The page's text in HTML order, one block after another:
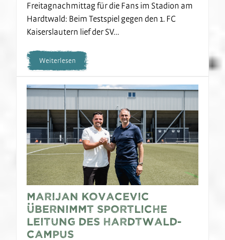
Freitagnachmittag für die Fans im Stadion am
Hardtwald: Beim Testspiel gegen den 1. FC
Kaiserslautern lief der SV…
Weiterlesen
Marijan Kovacevic
übernimmt sportliche
Leitung des Hardtwald-
Campus